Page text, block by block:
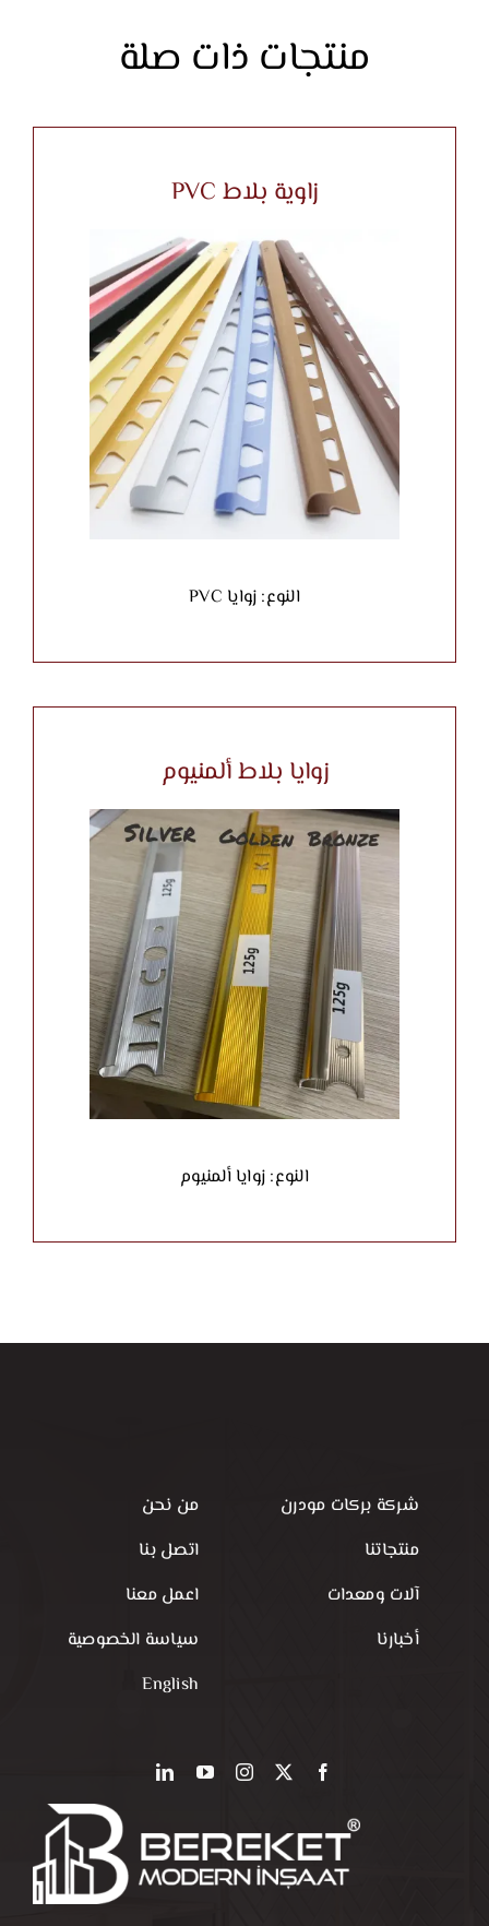
منتجات ذات صلة
زاوية بلاط PVC
النوع: زوايا PVC
زوايا بلاط ألمنيوم
النوع: زوايا ألمنيوم
شركة بركات مودرن
منتجاتنا
آلات ومعدات
أخبارنا
من نحن
اتصل بنا
اعمل معنا
سياسة الخصوصية
English